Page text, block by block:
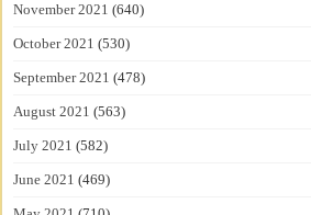
November 2021 (640)
October 2021 (530)
September 2021 (478)
August 2021 (563)
July 2021 (582)
June 2021 (469)